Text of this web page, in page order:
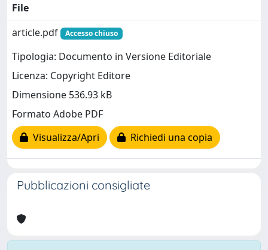
File
article.pdf
Accesso chiuso
Tipologia: Documento in Versione Editoriale
Licenza: Copyright Editore
Dimensione 536.93 kB
Formato Adobe PDF
Visualizza/Apri
Richiedi una copia
Pubblicazioni consigliate